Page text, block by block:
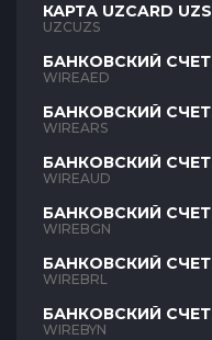
КАРТА UZCARD UZS
UZCUZS
БАНКОВСКИЙ СЧЕТ
AED
WIREAED
БАНКОВСКИЙ СЧЕТ
ARS
WIREARS
БАНКОВСКИЙ СЧЕТ
AUD
WIREAUD
БАНКОВСКИЙ СЧЕТ
BGN
WIREBGN
БАНКОВСКИЙ СЧЕТ
BRL
WIREBRL
БАНКОВСКИЙ СЧЕТ
BYN
WIREBYN